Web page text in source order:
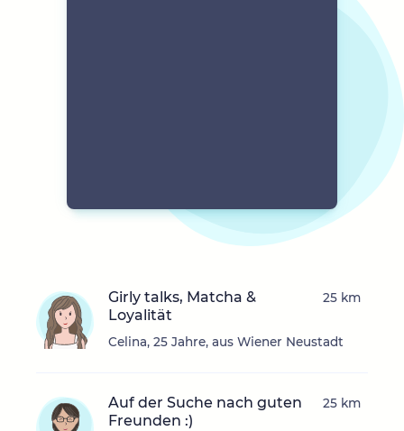
Girly talks, Matcha &
Loyalität
Celina, 25 Jahre, aus Wiener Neustadt
25 km
Auf der Suche nach guten
Freunden :)
25 km